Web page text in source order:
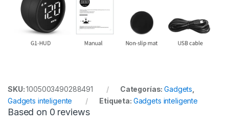
SKU:1005003490288491 Categorías:Gadgets
Gadgets inteligente
Etiqueta: Gadgets inteligente
Based on 0 reviews